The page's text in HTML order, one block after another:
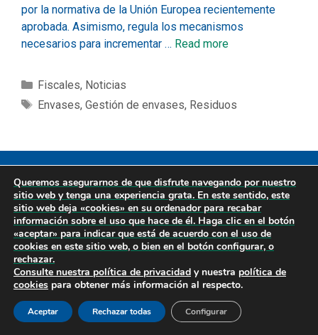
por la normativa de la Unión Europea recientemente
aprobada. Asimismo, regula los mecanismos
necesarios para incrementar … Read more
Fiscales, Noticias
Envases, Gestión de envases, Residuos
Legal|Cookies
Queremos asegurarnos de que disfrute navegando por nuestro
sitio web y tenga una experiencia grata. En este sentido, este
sitio web deja «cookies» en su ordenador para recabar
información sobre el uso que hace de él. Haga clic en el botón
«aceptar» para indicar que está de acuerdo con el uso de
cookies en este sitio web, o bien en el botón configurar, o
rechazar.
Consulte nuestra política de privacidad y nuestra política de
cookies para obtener más información al respecto.
Aceptar Rechazar todas Configurar